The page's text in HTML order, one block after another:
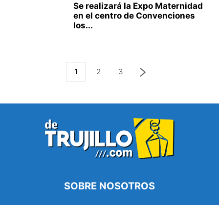
Se realizará la Expo Maternidad
en el centro de Convenciones
los...
1 2 3
SOBRE NOSOTROS